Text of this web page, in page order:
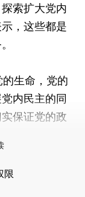
索扩大党内
，这些都是
生命，党的
内民主的同
保证党的政
限